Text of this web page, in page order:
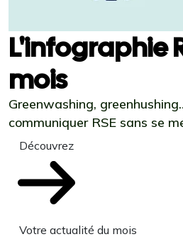
L'infographie
mois
Greenwashing,
communiquer RSE sans se
Découvrez
Votre actualité du mois